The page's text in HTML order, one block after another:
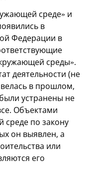
среде» и
в
Федерации в
среды».
деятельности (не
в прошлом,
устранены не
Объектами
среде по закону
он выявлен, а
или
его